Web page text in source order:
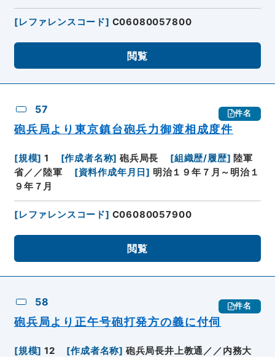
[レファレンスコード] C06080057800
閲覧
57 件名
砲兵局より東京鎮台砲兵力御渡相成度件
[規模] 1 [作成者名称] 砲兵局長 [組織歴/履歴] 陸軍
省／／陸軍
[資料作成年月日] 明治１９年７月～明治１
９年７月
[レファレンスコード] C06080057900
閲覧
58 件名
砲兵局より正午号砲打発方の義に付伺
[規模] 12 [作成者名称] 砲兵局長井上教通／／内務大